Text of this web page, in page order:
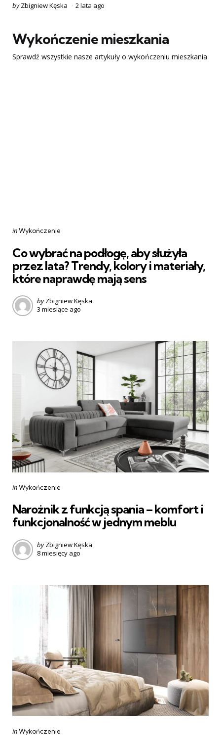
Posted
by Zbigniew Kęska 2 lata ago
Wykończenie mieszkania
Sprawdź wszystkie nasze artykuły o wykończeniu mieszkania
Categories
Posted
inWykończenie
Co wybrać na podłogę, aby służyła
przez lata? Trendy, kolory i materiały,
które naprawdę mają sens
Posted
by
by Zbigniew Kęska
3 miesiące ago
Categories
Posted
inWykończenie
Narożnik z funkcją spania – komfort i
funkcjonalność w jednym meblu
Posted
by
by Zbigniew Kęska
8 miesięcy ago
Categories
Posted
inWykończenie